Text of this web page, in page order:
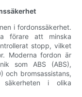
i fordonssäkerhet.
förare att minska
stopp, vilket
Moderna fordon är
som ABS (ABS),
och bromsassistans,
i olika